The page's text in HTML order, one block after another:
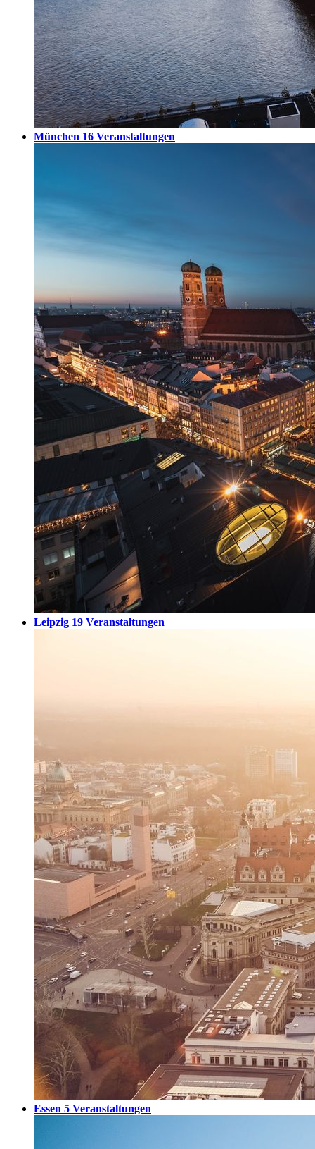
München 16 Veranstaltungen
Leipzig 19 Veranstaltungen
Essen 5 Veranstaltungen